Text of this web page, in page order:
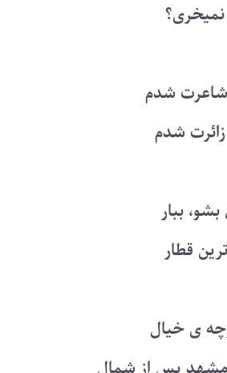
شدم
شدم
ببار
قطار
ی خیال